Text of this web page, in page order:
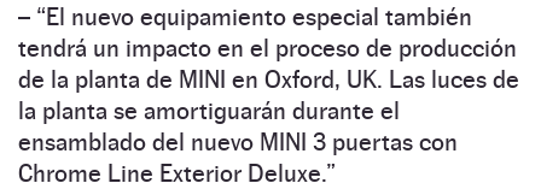
– “El nuevo equipamiento especial también
tendrá un impacto en el proceso de producción
de la planta de MINI en Oxford, UK. Las luces de
la planta se amortiguarán durante el
ensamblado del nuevo MINI 3 puertas con
Chrome Line Exterior Deluxe.”